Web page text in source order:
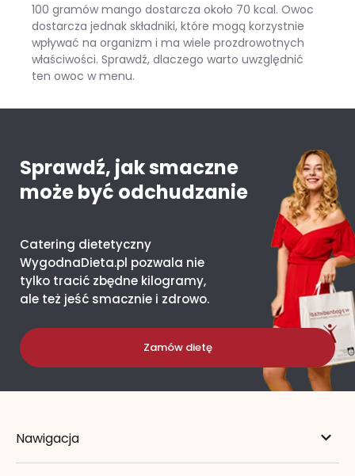
100 gramów mango dostarcza około 70 kcal. Owoc
dostarcza jednak składniki, które mogą korzystnie
wpływać na organizm i ma wiele prozdrowotnych
właściwości. Sprawdź, dlaczego warto uwzględnić
ten owoc w menu.
Sprawdź, jak smaczne
może być odchudzanie
Catering dietetyczny
WygodnaDieta.pl pozwala nie
tylko tracić zbędne kilogramy,
ale też jeść smacznie i zdrowo.
Zamów dietę
Nawigacja